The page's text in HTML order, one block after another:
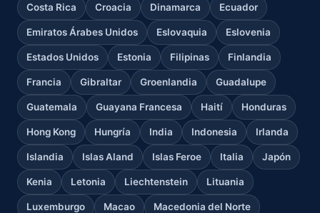
Costa Rica Croacia Dinamarca Ecuador
Emiratos Árabes Unidos Eslovaquia Eslovenia
Estados Unidos Estonia Filipinas Finlandia
Francia Gibraltar Groenlandia Guadalupe
Guatemala Guayana Francesa Haití Honduras
Hong Kong Hungría India Indonesia Irlanda
Islandia Islas Aland Islas Feroe Italia Japón
Kenia Letonia Liechtenstein Lituania
Luxemburgo Macao Macedonia del Norte